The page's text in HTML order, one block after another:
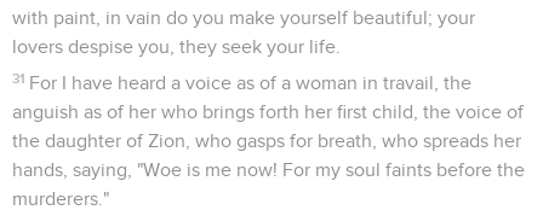
with paint, in vain do you make yourself beautiful; your
lovers despise you, they seek your life.
31 For I have heard a voice as of a woman in travail, the
anguish as of her who brings forth her first child, the voice of
the daughter of Zion, who gasps for breath, who spreads her
hands, saying, "Woe is me now! For my soul faints before the
murderers."